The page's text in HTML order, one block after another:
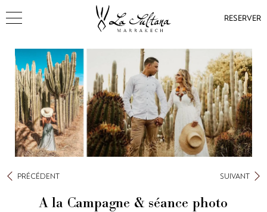
RESERVER
A la Campagne & séance photo
PRÉCÉDENT SUIVANT